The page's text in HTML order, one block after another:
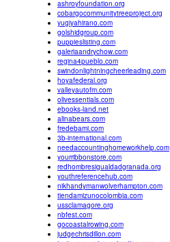
ashroyfoundation.org
cobargocommunitytreeproject.org
yugiyahirano.com
golshidgroup.com
puppieslisting.com
galeriaandrychow.com
regina4pueblo.com
swindonlightningcheerleading.com
hoyafederal.org
valleyautofm.com
olivessentials.com
ebooks-land.net
alinabears.com
fredebami.com
3b-international.com
needaccountinghomeworkhelp.com
yourribbonstore.com
redhombresigualdadgranada.org
youthreferencehub.com
nikhandymanwolverhampton.com
tiendamizunocolombia.com
ussclamagore.org
nbfest.com
gocoastalrowing.com
judgechrisdillon.com